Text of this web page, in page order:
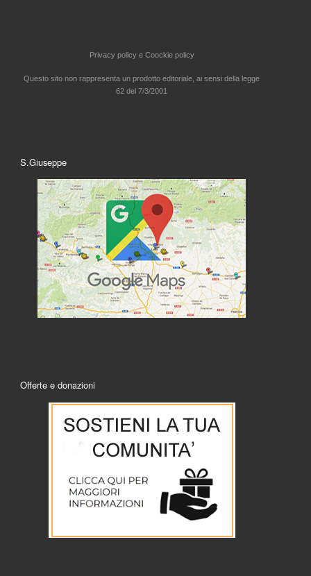
Privacy policy e Coockie policy
Questo sito non rappresenta un prodotto editoriale, ai sensi della legge
62 del 7/3/2001
S.Giuseppe
Offerte e donazioni